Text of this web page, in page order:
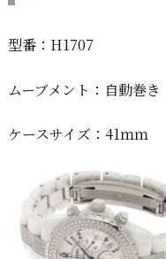
型番：H1707
ムーブメント：自動巻き
ケースサイズ：41ｍｍ